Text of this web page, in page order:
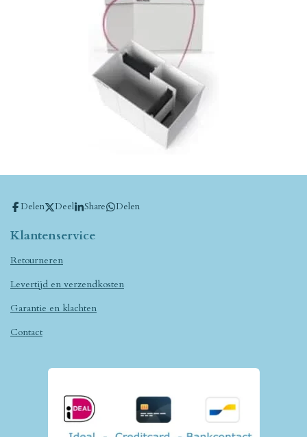
Delen Deel Share Delen
Klantenservice
Retourneren
Levertijd en verzendkosten
Garantie en klachten
Contact